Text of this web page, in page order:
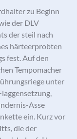
zu Beginn
der DLV
der steil nach
härteerprobten
fest. Auf den
Tempomacher
unter
Asse
ein. Kurz vor
die der